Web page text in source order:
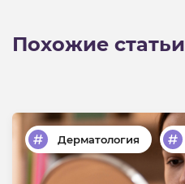
Похожие статьи
Дерматология